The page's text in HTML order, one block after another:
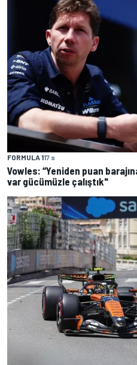
FORMULA 117 s
Vowles: “Yeniden puan
var gücümüzle çalıştık"